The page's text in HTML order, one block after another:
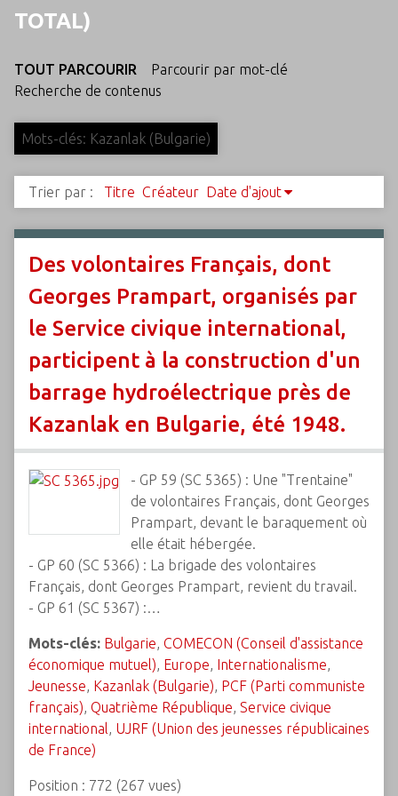
TOTAL)
TOUT PARCOURIR
Parcourir par mot-clé
Recherche de contenus
Mots-clés: Kazanlak (Bulgarie)
Trier par : Titre Créateur Date d'ajout
Des volontaires Français, dont
Georges Prampart, organisés par
le Service civique international,
participent à la construction d'un
barrage hydroélectrique près de
Kazanlak en Bulgarie, été 1948.
- GP 59 (SC 5365) : Une "Trentaine"
de volontaires Français, dont Georges
Prampart, devant le baraquement où
elle était hébergée.
- GP 60 (SC 5366) : La brigade des volontaires
Français, dont Georges Prampart, revient du travail.
- GP 61 (SC 5367) :…
Mots-clés: Bulgarie, COMECON (Conseil d'assistance
économique mutuel), Europe, Internationalisme,
Jeunesse, Kazanlak (Bulgarie), PCF (Parti communiste
français), Quatrième République, Service civique
international, UJRF (Union des jeunesses républicaines
de France)
Position : 772 (267 vues)